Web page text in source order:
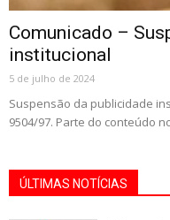
Comunicado –
institucional
5 de julho de 2024
Suspensão da publicidade
9504/97. Parte do conteúdo
ÚLTIMAS NOTÍCIAS